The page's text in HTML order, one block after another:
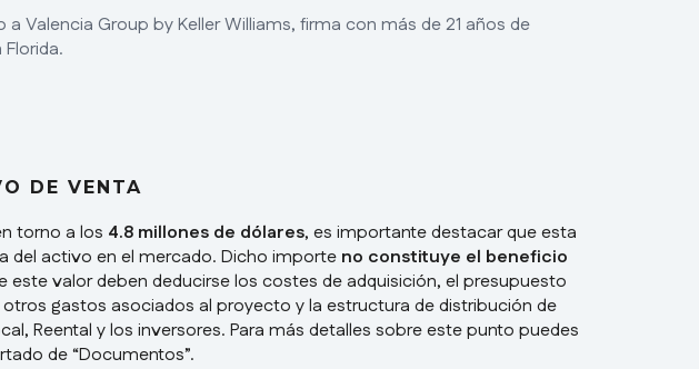
a Valencia Group by Keller Williams, firma con más de 21 años de
DE VENTA
torno a los 4.8 millones de dólares, es importante destacar que esta
del activo en el mercado. Dicho importe no constituye el beneficio
este valor deben deducirse los costes de adquisición, el presupuesto
gastos asociados al proyecto y la estructura de distribución de
Reental y los inversores. Para más detalles sobre este punto puedes
de “Documentos”.